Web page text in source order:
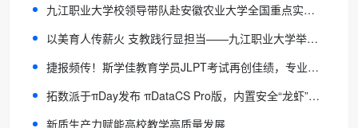
九江职业大学校领导带队赴安徽农业大学全国重点实验室开展学习考察
以美育人传薪火 支教践行显担当——九江职业大学举行2026年春季音美专业实习支教出征仪式
捷报频传！斯学佳教育学员JLPT考试再创佳绩，专业培训赋能语言进阶
拓数派于πDay发布 πDataCS Pro版，内置安全“龙虾”助力1024基金会普及一人公司（OPC）
新质生产力赋能高校教学高质量发展